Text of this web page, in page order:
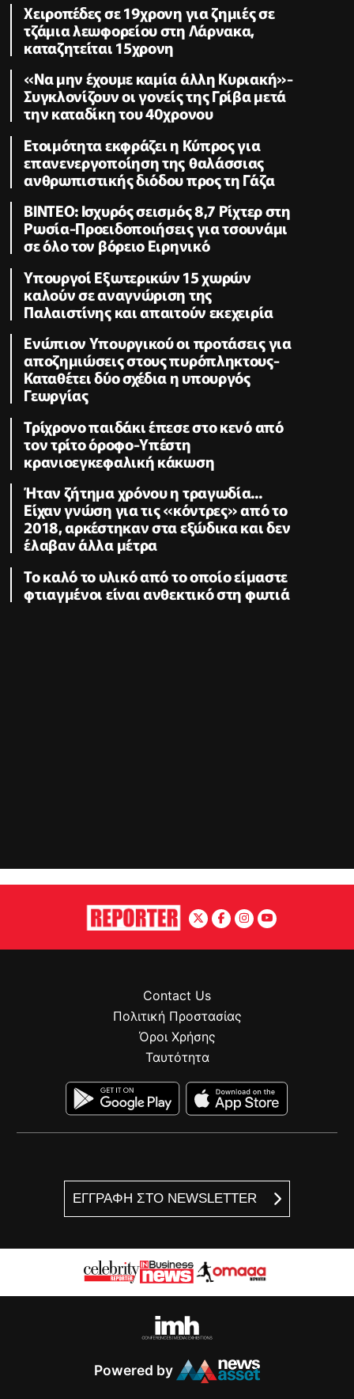
Χειροπέδες σε 19χρονη για ζημιές σε
τζάμια λεωφορείου στη Λάρνακα,
καταζητείται 15χρονη
«Να μην έχουμε καμία άλλη Κυριακή»-
Συγκλονίζουν οι γονείς της Γρίβα μετά
την καταδίκη του 40χρονου
Ετοιμότητα εκφράζει η Κύπρος για
επανενεργοποίηση της θαλάσσιας
ανθρωπιστικής διόδου προς τη Γάζα
ΒΙΝΤΕΟ: Ισχυρός σεισμός 8,7 Ρίχτερ στη
Ρωσία-Προειδοποιήσεις για τσουνάμι
σε όλο τον βόρειο Ειρηνικό
Υπουργοί Εξωτερικών 15 χωρών
καλούν σε αναγνώριση της
Παλαιστίνης και απαιτούν εκεχειρία
Ενώπιον Υπουργικού οι προτάσεις για
αποζημιώσεις στους πυρόπληκτους-
Καταθέτει δύο σχέδια η υπουργός
Γεωργίας
Τρίχρονο παιδάκι έπεσε στο κενό από
τον τρίτο όροφο-Υπέστη
κρανιοεγκεφαλική κάκωση
Ήταν ζήτημα χρόνου η τραγωδία...
Είχαν γνώση για τις «κόντρες» από το
2018, αρκέστηκαν στα εξώδικα και δεν
έλαβαν άλλα μέτρα
Το καλό το υλικό από το οποίο είμαστε
φτιαγμένοι είναι ανθεκτικό στη φωτιά
ΕΓΓΡΑΦΗ ΣΤΟ NEWSLETTER
Contact Us
Πολιτική Προστασίας
Όροι Χρήσης
Ταυτότητα
Powered by